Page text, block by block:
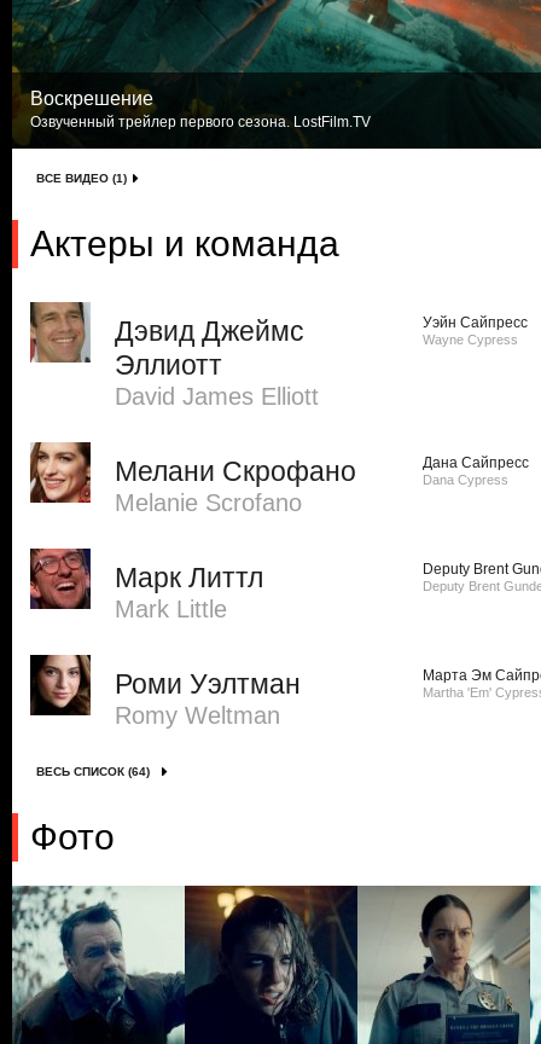
Воскрешение
Озвученный трейлер первого сезона. LostFilm.TV
ВСЕ ВИДЕО (1)
Актеры и команда
Дэвид Джеймс
Эллиотт
David James Elliott
Уэйн Сайпресс
Wayne Cypress
Мелани Скрофано
Melanie Scrofano
Дана Сайпресс
Dana Cypress
Марк Литтл
Mark Little
Deputy Brent
Deputy Brent
Роми Уэлтман
Romy Weltman
Марта Эм
Martha 'Em'
ВЕСЬ СПИСОК (64)
Фото